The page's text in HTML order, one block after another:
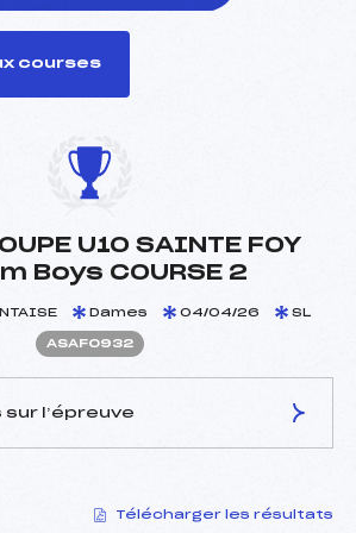
courses
U10 SAINTE FOY
Boys COURSE 2
Dames 04/04/26 SL
ASAF0932
l’épreuve
DELAHAYE CLEMENT (SA)
Télécharger les résultats